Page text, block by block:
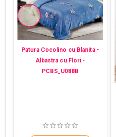
Patura Cocolino cu Blanita -
Albastra cu Flori -
PCBS_U088B